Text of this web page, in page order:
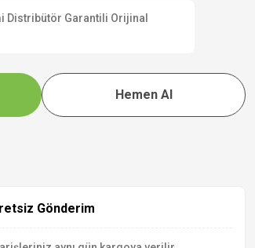
Distribütör Garantili Orijinal
Hemen Al
Gönderim